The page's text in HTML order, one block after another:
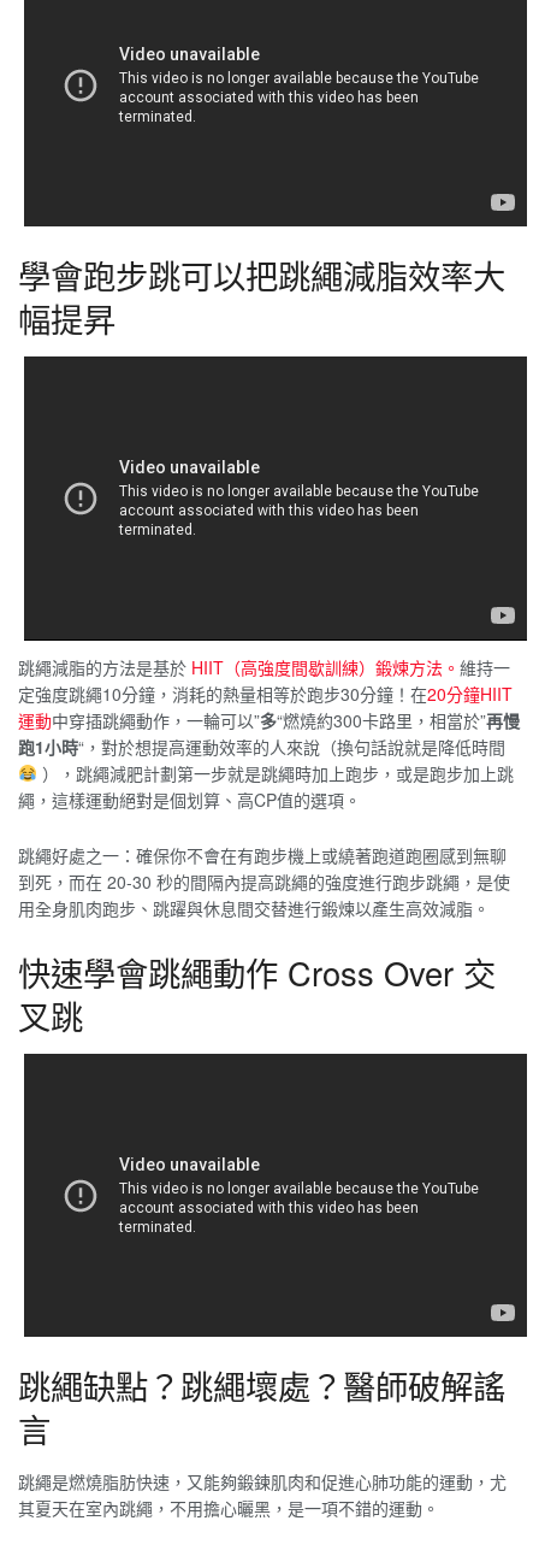
學會跑步跳可以把跳繩減脂效率大
幅提昇
跳繩減脂的方法是基於 HIIT（高強度間歇訓練）鍛煉方法。 維持一
定強度跳繩10分鐘，消耗的熱量相等於跑步30分鐘！在20分鐘HIIT
運動中穿插跳繩動作，一輪可以”多“燃燒約300卡路里，相當於”再慢
跑1小時“，對於想提高運動效率的人來說（換句話說就是降低時間
），跳繩減肥計劃第一步就是跳繩時加上跑步，或是跑步加上跳
繩，這樣運動絕對是個划算、高CP值的選項。
跳繩好處之一：確保你不會在有跑步機上或繞著跑道跑圈感到無聊
到死，而在 20-30 秒的間隔內提高跳繩的強度進行跑步跳繩，是使
用全身肌肉跑步、跳躍與休息間交替進行鍛煉以產生高效減脂。
快速學會跳繩動作 Cross Over 交
叉跳
跳繩缺點？跳繩壞處？醫師破解謠
言
跳繩是燃燒脂肪快速，又能夠鍛鍊肌肉和促進心肺功能的運動，尤
其夏天在室內跳繩，不用擔心曬黑，是一項不錯的運動。